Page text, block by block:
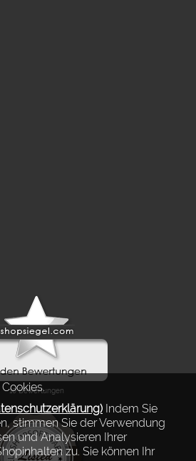
Indem Sie
stimmen Sie der Verwendung
und Analysieren Ihrer
zu. Sie können Ihr